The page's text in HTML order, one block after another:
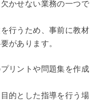
かせない業務の一つで
行うため、事前に教材
があります。
リントや問題集を作成
的とした指導を行う場